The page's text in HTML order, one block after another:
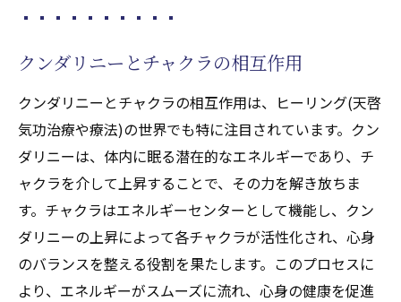
クンダリニーとチャクラの相互作用
クンダリニーとチャクラの相互作用は、ヒーリング(天啓
気功治療や療法)の世界でも特に注目されています。クン
ダリニーは、体内に眠る潜在的なエネルギーであり、チ
ャクラを介して上昇することで、その力を解き放ちま
す。チャクラはエネルギーセンターとして機能し、クン
ダリニーの上昇によって各チャクラが活性化され、心身
のバランスを整える役割を果たします。このプロセスに
より、エネルギーがスムーズに流れ、心身の健康を促進